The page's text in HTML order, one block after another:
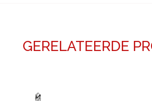
GERELATEERDE